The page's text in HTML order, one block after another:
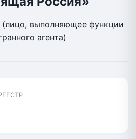
(лицо, выполняющее функции
агента)